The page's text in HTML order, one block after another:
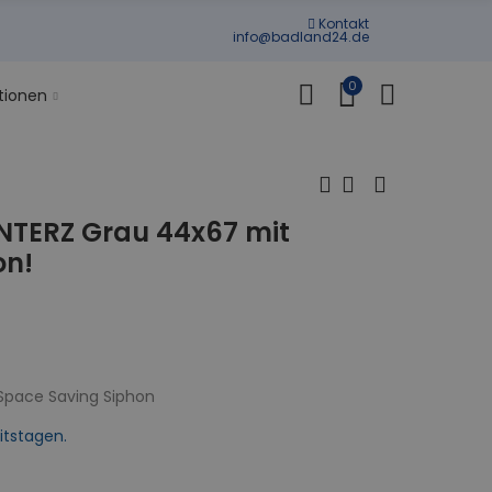
Kontakt
info@badland24.de
0
Grau 44x67 mit
Saving Siphon